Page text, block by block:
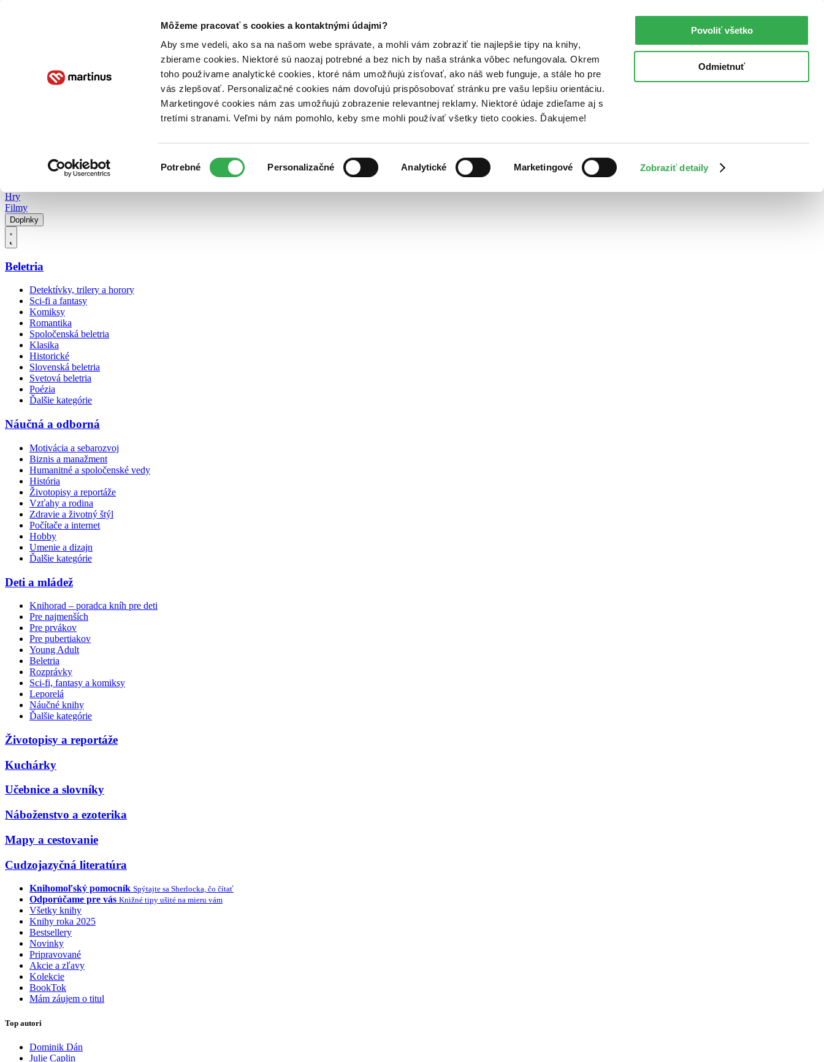
Môžeme pracovať s cookies a kontaktnými údajmi?
Aby sme vedeli, ako sa na našom webe správate, a mohli vám zobraziť tie najlepšie tipy na knihy,
zbierame cookies. Niektoré sú naozaj potrebné a bez nich by naša stránka vôbec nefungovala. Okrem
toho používame analytické cookies, ktoré nám umožňujú zisťovať, ako náš web funguje, a stále ho pre
vás zlepšovať. Personalizačné cookies nám dovoľujú prispôsobovať stránku pre vašu lepšiu orientáciu.
Marketingové cookies nám zas umožňujú zobrazenie relevantnej reklamy. Niektoré údaje zdieľame aj s
tretími stranami. Veľmi by nám pomohlo, keby sme mohli používať všetky tieto cookies. Ďakujeme!
súhlasu
Potrebné Personalizačné Analytické Marketingové Zobraziť detaily
Povoliť všetko
Odmietnuť
Poukážky Kontakt
Hry
Filmy
Doplnky
Beletria
Detektívky, trilery a horory
Sci-fi a fantasy
Komiksy
Romantika
Spoločenská beletria
Klasika
Historické
Slovenská beletria
Svetová beletria
Poézia
Ďalšie kategórie
Náučná a odborná
Motivácia a sebarozvoj
Biznis a manažment
Humanitné a spoločenské vedy
História
Životopisy a reportáže
Vzťahy a rodina
Zdravie a životný štýl
Počítače a internet
Hobby
Umenie a dizajn
Ďalšie kategórie
Deti a mládež
Knihorad – poradca kníh pre deti
Pre najmenších
Pre prvákov
Pre pubertiakov
Young Adult
Beletria
Rozprávky
Sci-fi, fantasy a komiksy
Leporelá
Náučné knihy
Ďalšie kategórie
Životopisy a reportáže
Kuchárky
Učebnice a slovníky
Náboženstvo a ezoterika
Mapy a cestovanie
Cudzojazyčná literatúra
Knihomoľský pomocník Spýtajte sa Sherlocka, čo čítať
Odporúčame pre vás Knižné tipy ušité na mieru vám
Všetky knihy
Knihy roka 2025
Bestsellery
Novinky
Pripravované
Akcie a zľavy
Kolekcie
BookTok
Mám záujem o titul
Top autori
Dominik Dán
Julie Caplin